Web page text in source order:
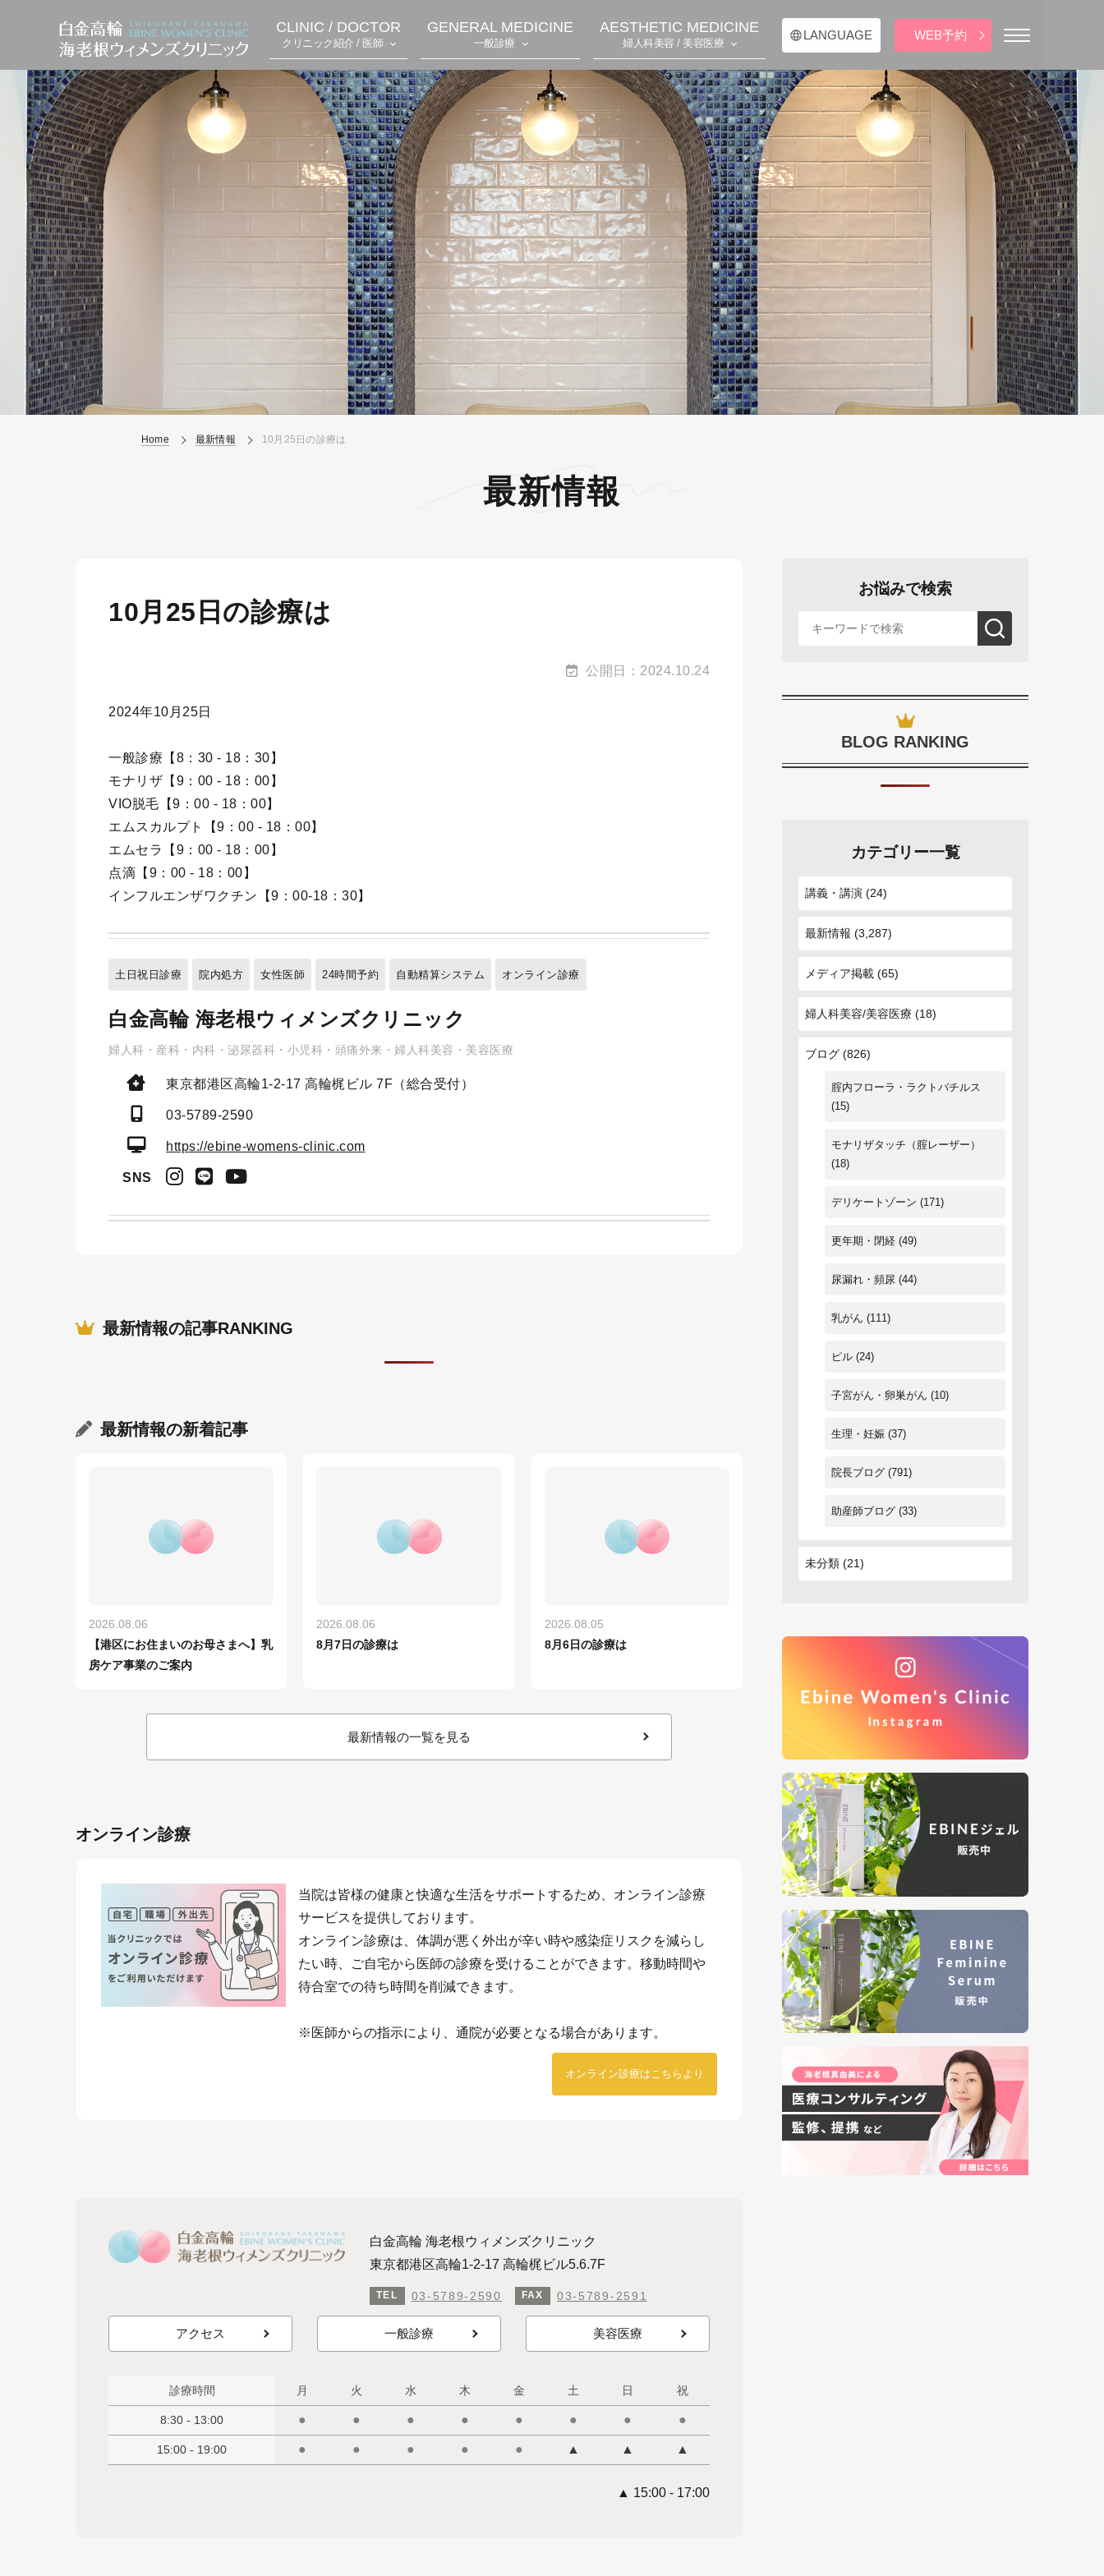
CLINIC / DOCTOR
クリニック紹介 / 医師
GENERAL MEDICINE
一般診療
AESTHETIC MEDICINE
婦人科美容 / 美容医療
LANGUAGE WEB予約
Home 最新情報 10月25日の診療は
最新情報
10月25日の診療は
公開日：2024.10.24
2024年10月25日
一般診療【8：30 - 18：30】
モナリザ【9：00 - 18：00】
VIO脱毛【9：00 - 18：00】
エムスカルプト【9：00 - 18：00】
エムセラ【9：00 - 18：00】
点滴【9：00 - 18：00】
インフルエンザワクチン【9：00-18：30】
土日祝日診療 院内処方 女性医師 24時間予約 自動精算システム オンライン診療
白金高輪 海老根ウィメンズクリニック
婦人科・産科・内科・泌尿器科・小児科・頭痛外来・婦人科美容・美容医療
東京都港区高輪1-2-17 高輪梶ビル 7F（総合受付）
03-5789-2590
https://ebine-womens-clinic.com
SNS
最新情報の記事RANKING
最新情報の新着記事
2026.08.06
【港区にお住まいのお母さまへ】乳
房ケア事業のご案内
2026.08.06
8月7日の診療は
2026.08.05
8月6日の診療は
最新情報の一覧を見る
オンライン診療
当院は皆様の健康と快適な生活をサポートするため、オンライン診療
サービスを提供しております。
オンライン診療は、体調が悪く外出が辛い時や感染症リスクを減らし
たい時、ご自宅から医師の診療を受けることができます。移動時間や
待合室での待ち時間を削減できます。
※医師からの指示により、通院が必要となる場合があります。
オンライン診療はこちらより
白金高輪 海老根ウィメンズクリニック
東京都港区高輪1-2-17 高輪梶ビル5.6.7F
TEL 03-5789-2590 FAX 03-5789-2591
アクセス 一般診療 美容医療
診療時間 月 火 水 木 金 土 日 祝
8:30 - 13:00 ● ● ● ● ● ● ● ●
15:00 - 19:00 ● ● ● ● ● ▲ ▲ ▲
▲ 15:00 - 17:00
お悩みで検索
BLOG RANKING
カテゴリー一覧
講義・講演 (24)
最新情報 (3,287)
メディア掲載 (65)
婦人科美容/美容医療 (18)
ブログ (826)
腟内フローラ・ラクトバチルス
(15)
モナリザタッチ（腟レーザー）
(18)
デリケートゾーン (171)
更年期・閉経 (49)
尿漏れ・頻尿 (44)
乳がん (111)
ピル (24)
子宮がん・卵巣がん (10)
生理・妊娠 (37)
院長ブログ (791)
助産師ブログ (33)
未分類 (21)